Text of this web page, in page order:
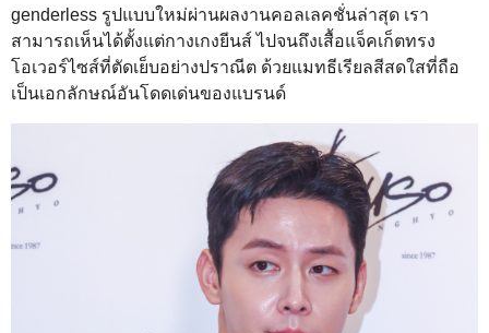
genderless รูปแบบใหม่ผ่านผลงานคอลเลคชั่นล่าสุด เรา
สามารถเห็นได้ตั้งแต่กางเกงยีนส์ ไปจนถึงเสื้อแจ็คเก็ตทรง
โอเวอร์ไซส์ที่ตัดเย็บอย่างปราณีต ด้วยแมทธีเรียลสีสดใสที่ถือ
เป็นเอกลักษณ์อันโดดเด่นของแบรนด์